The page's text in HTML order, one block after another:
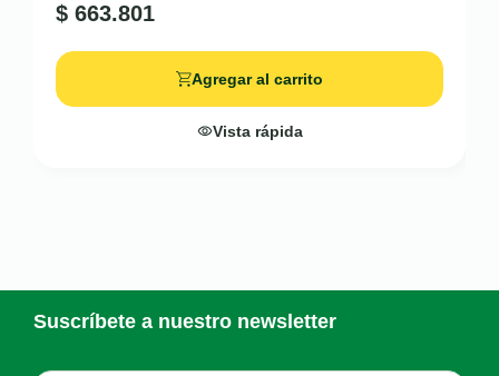
$ 663.801
Agregar al carrito
Vista rápida
Suscríbete a nuestro newsletter